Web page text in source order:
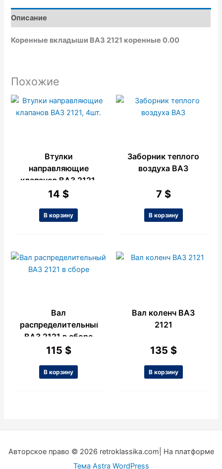
o
o
k
a
p
o
e
Описание
Коренные вкладыши ВАЗ 2121 коренные 0.00
Похожие
Втулки
направляющие
клапанов ВАЗ 2121,
4шт.
14 $
В корзину
Заборник теплого
воздуха ВАЗ
7 $
В корзину
Вал
распределительный
ВАЗ 2121 в сборе
115 $
В корзину
Вал коленч ВАЗ
2121
135 $
В корзину
Авторское право © 2026 retroklassika.com| На платформе
Тема Astra WordPress